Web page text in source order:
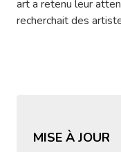
art a retenu leur
recherchait des
MISE À JOUR